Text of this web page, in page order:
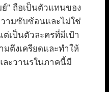
” ถือเป็นตัวแทนของ
ามซับซ้อนและไม่ใช่
ต่เป็นตัวละครที่มีเป้า
มตึงเครียดและทำให้
ะวานรในภาคนี้มี